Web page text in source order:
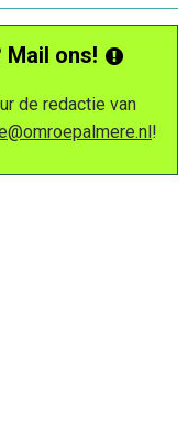
ons!
de redactie van
!